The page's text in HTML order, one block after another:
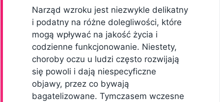
Narząd wzroku jest niezwykle delikatny
i podatny na różne dolegliwości, które
mogą wpływać na jakość życia i
codzienne funkcjonowanie. Niestety,
choroby oczu u ludzi często rozwijają
się powoli i dają niespecyficzne
objawy, przez co bywają
bagatelizowane. Tymczasem wczesne